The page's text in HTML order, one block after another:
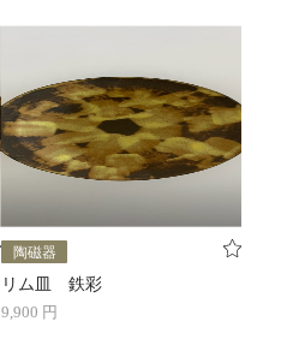
陶磁器
リム皿 鉄彩
9,900 円